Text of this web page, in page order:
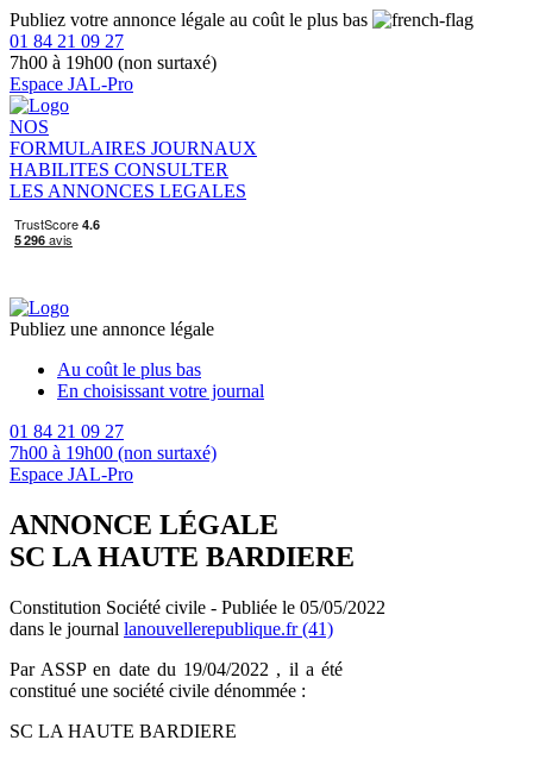
Publiez votre annonce légale au coût le plus bas
01 84 21 09 27
7h00 à 19h00 (non surtaxé)
Espace JAL-Pro
NOS
FORMULAIRES JOURNAUX
HABILITES CONSULTER
LES ANNONCES LEGALES
Publiez une annonce légale
Au coût le plus bas
En choisissant votre journal
01 84 21 09 27
7h00 à 19h00 (non surtaxé)
Espace JAL-Pro
ANNONCE LÉGALE
SC LA HAUTE BARDIERE
Constitution Société civile - Publiée le 05/05/2022
dans le journal lanouvellerepublique.fr (41)
Par ASSP en date du 19/04/2022 , il a été
constitué une société civile dénommée :
SC LA HAUTE BARDIERE